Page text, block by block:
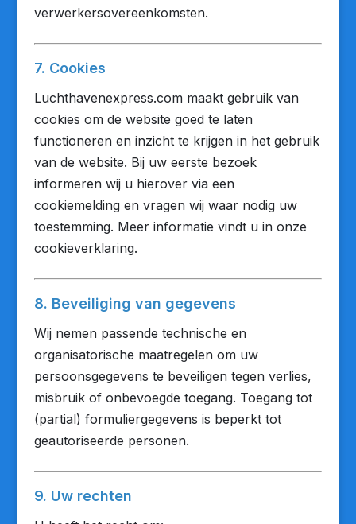
verwerkersovereenkomsten.
7. Cookies
Luchthavenexpress.com maakt gebruik van
cookies om de website goed te laten
functioneren en inzicht te krijgen in het gebruik
van de website. Bij uw eerste bezoek
informeren wij u hierover via een
cookiemelding en vragen wij waar nodig uw
toestemming. Meer informatie vindt u in onze
cookieverklaring.
8. Beveiliging van gegevens
Wij nemen passende technische en
organisatorische maatregelen om uw
persoonsgegevens te beveiligen tegen verlies,
misbruik of onbevoegde toegang. Toegang tot
(partial) formuliergegevens is beperkt tot
geautoriseerde personen.
9. Uw rechten